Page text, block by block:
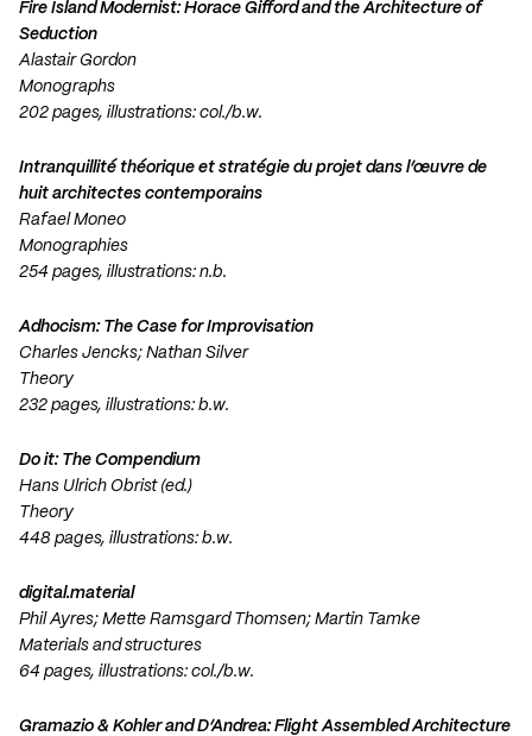
Fire Island Modernist: Horace Gifford and the Architecture of
Seduction
Alastair Gordon
Monographs
202 pages, illustrations: col./b.w.
Intranquillité théorique et stratégie du projet dans l’œuvre de
huit architectes contemporains
Rafael Moneo
Monographies
254 pages, illustrations: n.b.
Adhocism: The Case for Improvisation
Charles Jencks; Nathan Silver
Theory
232 pages, illustrations: b.w.
Do it: The Compendium
Hans Ulrich Obrist (ed.)
Theory
448 pages, illustrations: b.w.
digital.material
Phil Ayres; Mette Ramsgard Thomsen; Martin Tamke
Materials and structures
64 pages, illustrations: col./b.w.
Gramazio & Kohler and D’Andrea: Flight Assembled Architecture